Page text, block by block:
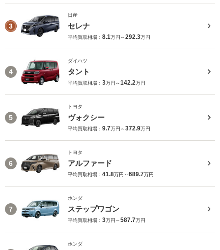
3
日産
セレナ
平均買取相場： 8.1万円～292.3万円
4
ダイハツ
タント
平均買取相場： 3万円～142.2万円
5
トヨタ
ヴォクシー
平均買取相場： 9.7万円～372.9万円
6
トヨタ
アルファード
平均買取相場： 41.8万円～689.7万円
7
ホンダ
ステップワゴン
平均買取相場： 3万円～587.7万円
ホンダ